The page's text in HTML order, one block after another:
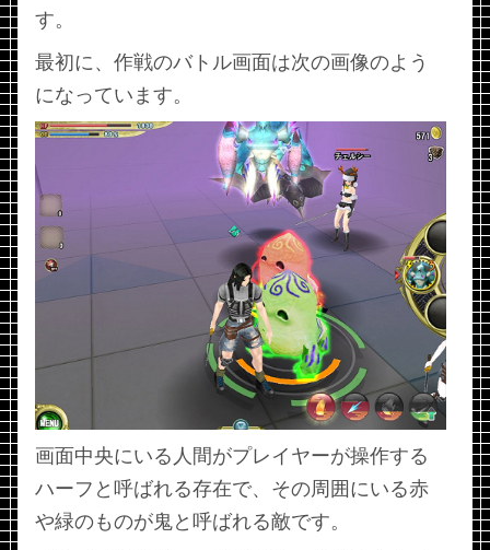
す。
最初に、作戦のバトル画面は次の画像のよう
になっています。
画面中央にいる人間がプレイヤーが操作する
ハーフと呼ばれる存在で、その周囲にいる赤
や緑のものが鬼と呼ばれる敵です。